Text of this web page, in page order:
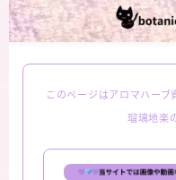
アロマハーブアンケー
おすすめ商品＆レビュ
版限定)
このページはアロマハーブ
瑠璃地楽